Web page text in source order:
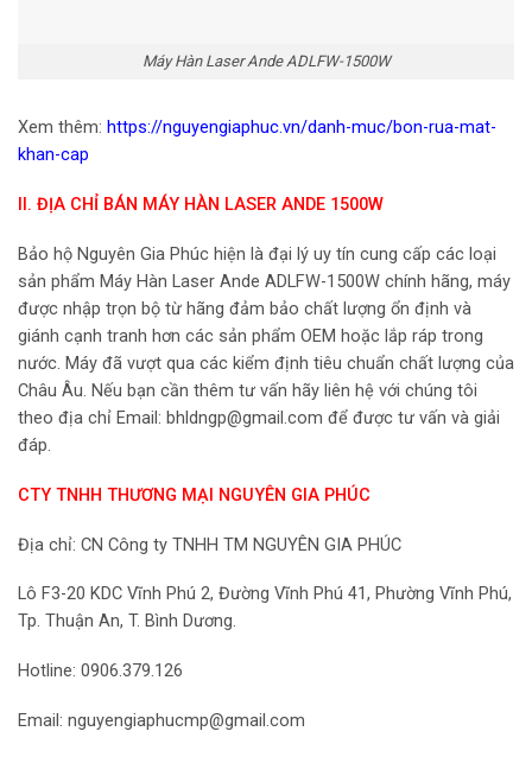
Máy Hàn Laser Ande ADLFW-1500W
Xem thêm: https://nguyengiaphuc.vn/danh-muc/bon-rua-mat-
khan-cap
II. ĐỊA CHỈ BÁN MÁY HÀN LASER ANDE 1500W
Bảo hộ Nguyên Gia Phúc hiện là đại lý uy tín cung cấp các loại
sản phẩm Máy Hàn Laser Ande ADLFW-1500W chính hãng, máy
được nhập trọn bộ từ hãng đảm bảo chất lượng ổn định và
giánh cạnh tranh hơn các sản phẩm OEM hoặc lắp ráp trong
nước. Máy đã vượt qua các kiểm định tiêu chuẩn chất lượng của
Châu Âu. Nếu bạn cần thêm tư vấn hãy liên hệ với chúng tôi
theo địa chỉ Email: bhldngp@gmail.com để được tư vấn và giải
đáp.
CTY TNHH THƯƠNG MẠI NGUYÊN GIA PHÚC
Địa chỉ: CN Công ty TNHH TM NGUYÊN GIA PHÚC
Lô F3-20 KDC Vĩnh Phú 2, Đường Vĩnh Phú 41, Phường Vĩnh Phú,
Tp. Thuận An, T. Bình Dương.
Hotline: 0906.379.126
Email: nguyengiaphucmp@gmail.com